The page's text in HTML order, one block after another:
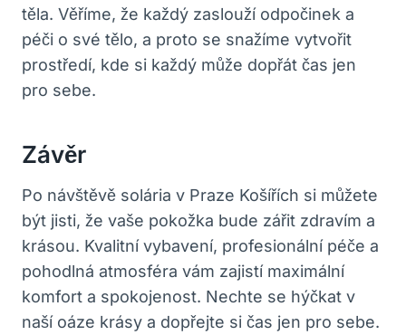
těla. Věříme, že každý zaslouží⁢ odpočinek a
péči o své tělo, a ‍proto se snažíme⁣ vytvořit
prostředí, kde si každý může dopřát čas⁣ jen
pro sebe.
Závěr
Po návštěvě ⁤solária v​ Praze Košířích si můžete
být jisti, že vaše pokožka bude ​zářit zdravím a
⁣krásou. Kvalitní vybavení, profesionální péče a
pohodlná atmosféra vám zajistí maximální
komfort a spokojenost. Nechte se hýčkat v⁣
naší oáze krásy a dopřejte si čas⁤ jen pro sebe.⁤